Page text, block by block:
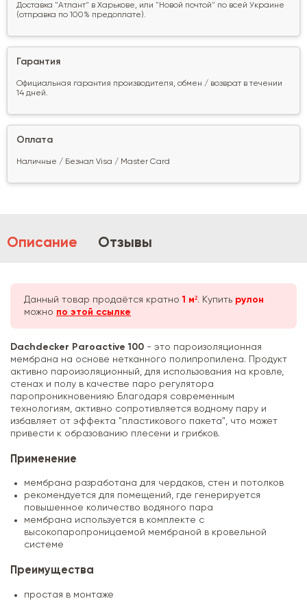
Доставка "Атлант" в Харькове, или "Новой почтой" по всей Украине
(отправка по 100% предоплате).
Гарантия
Официальная гарантия производителя, обмен / возврат в течении
14 дней.
Оплата
Наличные / Безнал Visa / Master Card
Описание Отзывы
Данный товар продаётся кратно1 м². Купить рулон
можно по этой ссылке
Dachdecker Paroactive 100 - это пароизоляционная
мембрана на основе нетканного полипропилена. Продукт
активно пароизоляционный, для использования на кровле,
стенах и полу в качестве паро регулятора
паропроникновенияю Благодаря современным
технологиям, активно сопротивляется водному пару и
избавляет от эффекта "пластикового пакета", что может
привести к образованию плесени и грибков.
Применение
мембрана разработана для чердаков, стен и потолков
рекомендуется для помещений, где генерируется
повышенное количество водяного пара
мембрана используется в комплекте с
высокопаропроницаемой мембраной в кровельной
системе
Преимущества
простая в монтаже